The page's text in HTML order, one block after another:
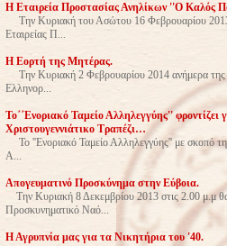
Η Εταιρεία Προστασίας Ανηλίκων ''Ο Καλός
Την Κυριακή του Ασώτου 16 Φεβρουαρίου 2013
Εταιρείας Π...
Η Εορτή της Μητέρας.
Την Κυριακή 2 Φεβρουαρίου 2014 ανήμερα της
Ελληνορ...
Το΄΄Ενοριακό Ταμείο Αλληλεγγύης''
Χριστουγεννιάτικο Τραπέζι…
Το ''Ενοριακό Ταμείο Αλληλεγγύης'' με σκοπό
Α...
Απογευματινό Προσκύνημα στην Εύβοια.
Tην Κυριακή 8 Δεκεμβρίου 2013 στις 2.00 μ.μ
Προσκυνηματικό Ναό...
Η Αγρυπνία μας για τα Νικητήρια του '40.